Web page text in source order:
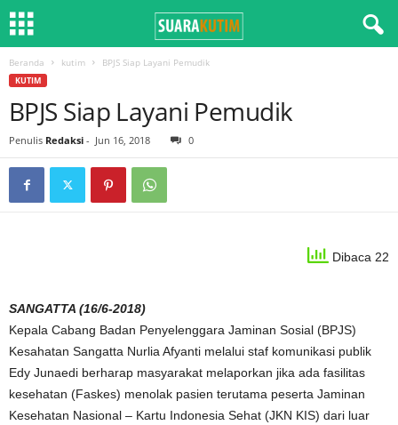
Beranda kutim BPJS Siap Layani Pemudik
KUTIM
BPJS Siap Layani Pemudik
Penulis Redaksi - Jun 16, 2018 0
Dibaca 22
SANGATTA (16/6-2018)
Kepala Cabang Badan Penyelenggara Jaminan Sosial (BPJS)
Kesahatan Sangatta Nurlia Afyanti melalui staf komunikasi publik
Edy Junaedi berharap masyarakat melaporkan jika ada fasilitas
kesehatan (Faskes) menolak pasien terutama peserta Jaminan
Kesehatan Nasional – Kartu Indonesia Sehat (JKN KIS) dari luar